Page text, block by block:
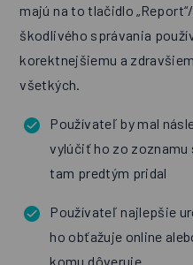
majú na to tlačidlo
škodlivého správania
korektnejšiemu a
všetkých.
Používateľ by mal
vylúčiť ho zo
tam predtým pridal
Používateľ najlepšie
ho obťažuje online
komu dôveruje.